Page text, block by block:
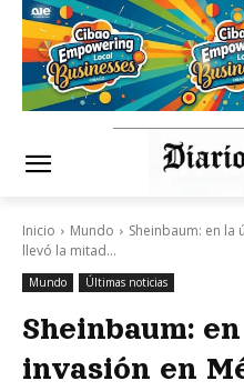
Inicio Mundo
Sheinbaum: en la
llevó la mitad...
Mundo Últimas noticias
Sheinbaum:
invasión en